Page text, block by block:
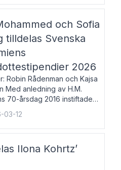
och Sofia
tilldelas Svenska
2026
Robin Rådenman och Kajsa
Med anledning av H.M.
70-årsdag 2016 instiftade
kungliga akademierna det så
med
stipendier erbjuda stöd
03-12
Ilona Kohrtz’